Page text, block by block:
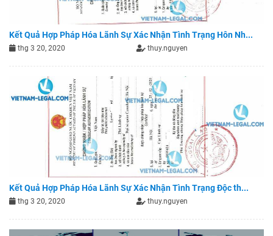
Kết Quả Hợp Pháp Hóa Lãnh Sự Xác Nhận Tình Trạng Hôn Nh...
thg 3 20, 2020 thuy.nguyen
Kết Quả Hợp Pháp Hóa Lãnh Sự Xác Nhận Tình Trạng Độc th...
thg 3 20, 2020 thuy.nguyen